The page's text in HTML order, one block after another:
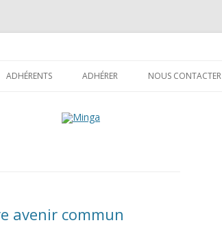
au
ADHÉRENTS ADHÉRER NOUS CONTACTER
avenir commun